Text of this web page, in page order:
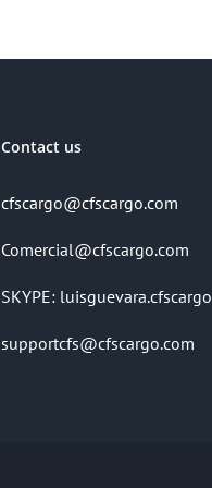
Contact us
cfscargo@cfscargo.com
Comercial@cfscargo.com
SKYPE: luisguevara.cfscargo
supportcfs@cfscargo.com